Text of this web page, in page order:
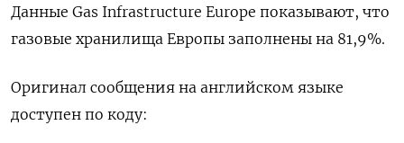
Данные Gas Infrastructure Europe показывают, что
газовые хранилища Европы заполнены на 81,9%.
Оригинал сообщения на английском языке
доступен по коду: